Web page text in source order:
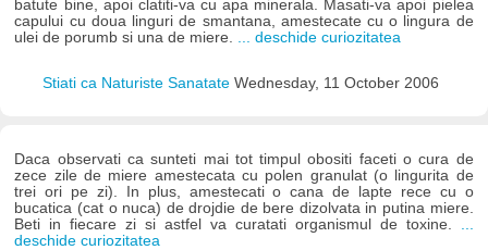
batute bine, apoi clatiti-va cu apa minerala. Masati-va apoi pielea
capului cu doua linguri de smantana, amestecate cu o lingura de
ulei de porumb si una de miere. ... deschide curiozitatea
Stiati ca Naturiste Sanatate Wednesday, 11 October 2006
Daca observati ca sunteti mai tot timpul obositi faceti o cura de
zece zile de miere amestecata cu polen granulat (o lingurita de
trei ori pe zi). In plus, amestecati o cana de lapte rece cu o
bucatica (cat o nuca) de drojdie de bere dizolvata in putina miere.
Beti in fiecare zi si astfel va curatati organismul de toxine.
deschide curiozitatea